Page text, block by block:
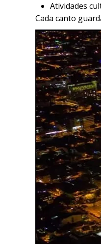
Atividades
Cada canto